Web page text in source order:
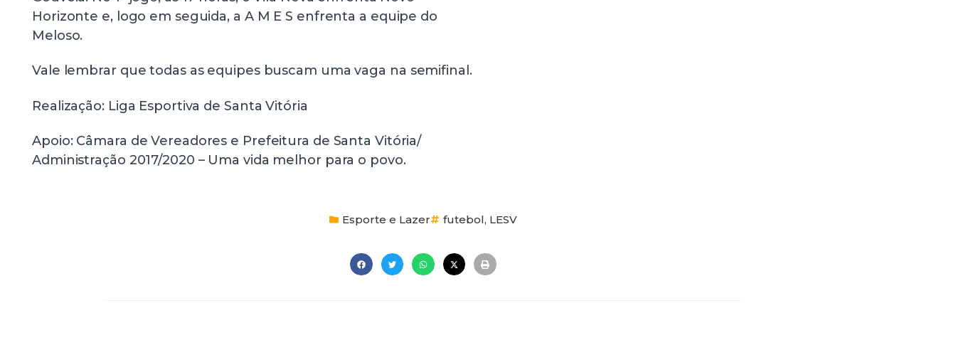
Horizonte e, logo em seguida, a A M E S enfrenta a equipe do
Meloso.
Vale lembrar que todas as equipes buscam uma vaga na semifinal.
Realização: Liga Esportiva de Santa Vitória
Apoio: Câmara de Vereadores e Prefeitura de Santa Vitória/
Administração 2017/2020 – Uma vida melhor para o povo.
Esporte e Lazer futebol, LESV